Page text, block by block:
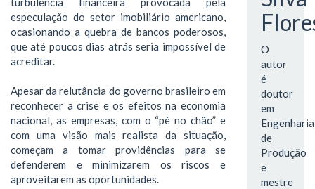
especulação do setor imobiliário americano,
ocasionando a quebra de bancos poderosos,
que até poucos dias atrás seria impossível de
acreditar.
Apesar da relutância do governo brasileiro em
reconhecer a crise e os efeitos na economia
nacional, as empresas, com o “pé no chão” e
com uma visão mais realista da situação,
começam a tomar providências para se
defenderem e minimizarem os riscos e
aproveitarem as oportunidades.
O
autor
é
doutor
em
Engenharia
de
Produção
e
mestre